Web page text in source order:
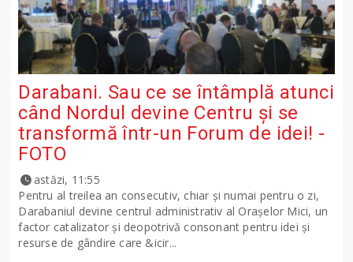
Darabani. Sau ce se întâmplă atunci
când Nordul devine Centru și se
transformă într-un Forum de idei! -
FOTO
astăzi, 11:55
Pentru al treilea an consecutiv, chiar și numai pentru o zi,
Darabaniul devine centrul administrativ al Orașelor Mici, un
factor catalizator și deopotrivă consonant pentru idei și
resurse de gândire care &icir...